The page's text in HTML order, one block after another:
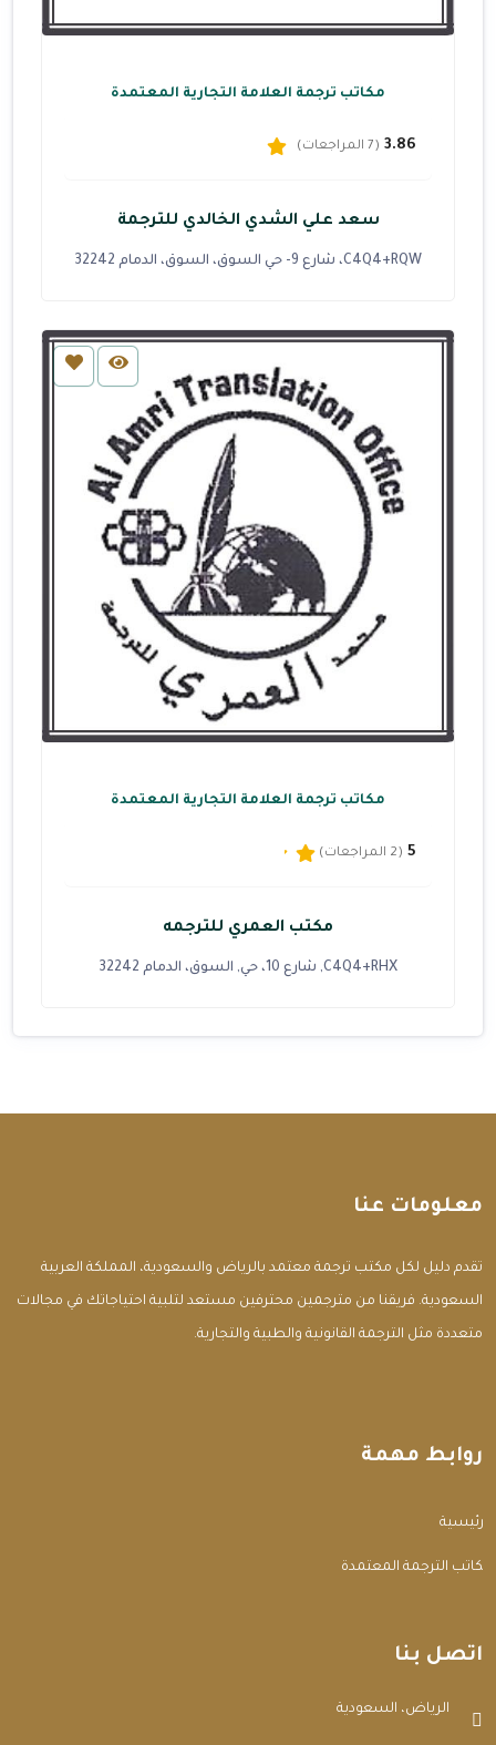
مكاتب ترجمة العلامة التجارية المعتمدة
3.86 (7 المراجعات)
سعد علي الشدي الخالدي للترجمة
C4Q4+RQW، شارع 9- حي السوق، السوق، الدمام 32242
مكاتب ترجمة العلامة التجارية المعتمدة
5 (2 المراجعات)
مكتب العمري للترجمه
C4Q4+RHX, شارع 10، حي, السوق، الدمام 32242
معلومات عنا
تقدم دليل لكل مكتب ترجمة معتمد بالرياض والسعودية، المملكة العربية
السعودية. فريقنا من مترجمين محترفين مستعد لتلبية احتياجاتك في مجالات
متعددة مثل الترجمة القانونية والطبية والتجارية.
روابط مهمة
الرئيسية
مكاتب الترجمة المعتمدة
اتصل بنا
الرياض، السعودية